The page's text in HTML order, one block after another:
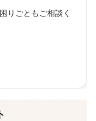
りごともご相談く